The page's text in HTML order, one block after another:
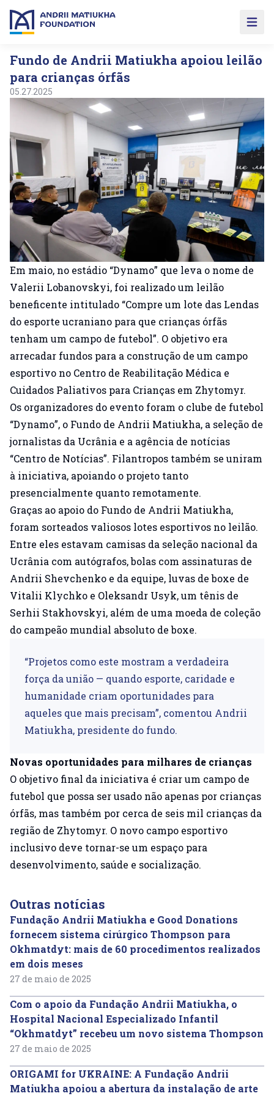
Open
Fundo de Andrii Matiukha apoiou leilão
para crianças órfãs
05.27.2025
Em maio, no estádio “Dynamo” que leva o nome de
Valerii Lobanovskyi, foi realizado um leilão
beneficente intitulado “Compre um lote das Lendas
do esporte ucraniano para que crianças órfãs
tenham um campo de futebol”. O objetivo era
arrecadar fundos para a construção de um campo
esportivo no Centro de Reabilitação Médica e
Cuidados Paliativos para Crianças em Zhytomyr.
Os organizadores do evento foram o clube de futebol
“Dynamo”, o Fundo de Andrii Matiukha, a seleção de
jornalistas da Ucrânia e a agência de notícias
“Centro de Notícias”. Filantropos também se uniram
à iniciativa, apoiando o projeto tanto
presencialmente quanto remotamente.
Graças ao apoio do Fundo de Andrii Matiukha,
foram sorteados valiosos lotes esportivos no leilão.
Entre eles estavam camisas da seleção nacional da
Ucrânia com autógrafos, bolas com assinaturas de
Andrii Shevchenko e da equipe, luvas de boxe de
Vitalii Klychko e Oleksandr Usyk, um tênis de
Serhii Stakhovskyi, além de uma moeda de coleção
do campeão mundial absoluto de boxe.
“Projetos como este mostram a verdadeira
força da união — quando esporte, caridade e
humanidade criam oportunidades para
aqueles que mais precisam”, comentou Andrii
Matiukha, presidente do fundo.
Novas oportunidades para milhares de crianças
O objetivo final da iniciativa é criar um campo de
futebol que possa ser usado não apenas por crianças
órfãs, mas também por cerca de seis mil crianças da
região de Zhytomyr. O novo campo esportivo
inclusivo deve tornar-se um espaço para
desenvolvimento, saúde e socialização.
Outras notícias
Fundação Andrii Matiukha e Good Donations
fornecem sistema cirúrgico Thompson para
Okhmatdyt: mais de 60 procedimentos realizados
em dois meses
27 de maio de 2025
Com o apoio da Fundação Andrii Matiukha, o
Hospital Nacional Especializado Infantil
“Okhmatdyt” recebeu um novo sistema Thompson
27 de maio de 2025
ORIGAMI for UKRAINE: A Fundação Andrii
Matiukha apoiou a abertura da instalação de arte